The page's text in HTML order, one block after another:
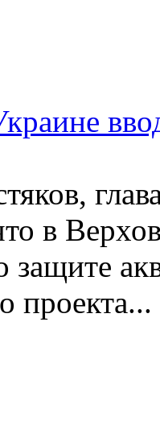
в
защите
проекта...